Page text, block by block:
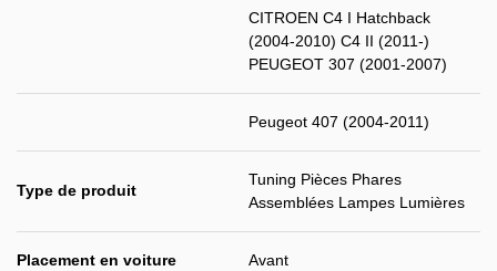
CITROEN C4 I Hatchback
(2004-2010) C4 II (2011-)
PEUGEOT 307 (2001-2007)
Peugeot 407 (2004-2011)
Type de produit
Tuning Pièces Phares
Assemblées Lampes Lumières
Placement en voiture Avant